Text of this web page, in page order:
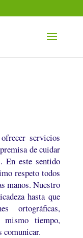
servicios
de cuidar
En este sentido
respeto todos
manos. Nuestro
hasta que
ortográficas,
tiempo,
comunicar.